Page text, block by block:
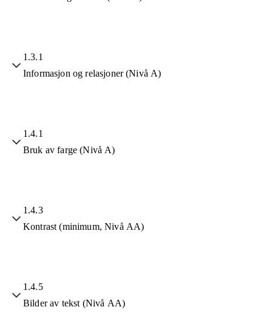
1.3.1
Informasjon og relasjoner (Nivå A)
1.4.1
Bruk av farge (Nivå A)
1.4.3
Kontrast (minimum, Nivå AA)
1.4.5
Bilder av tekst (Nivå AA)